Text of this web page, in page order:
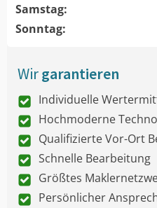
Samstag:
Sonntag:
Wirgarantieren
Individuelle
Hochmoderne
Qualifizierte Vor-Ort
Schnelle Bearbeitung
Größtes
Persönlicher